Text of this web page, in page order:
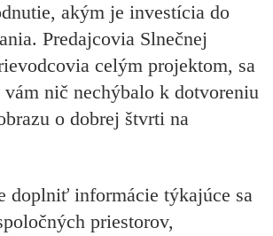
akým je investícia do
Predajcovia Slnečnej
celým projektom, sa
vám nič nechýbalo k dotvoreniu
o dobrej štvrti na
doplniť informácie týkajúce sa
priestorov,